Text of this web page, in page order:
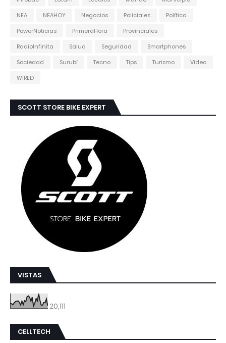
NEA
NEAHOY Negocios Policiales
Política
PowerNoticias
PrimeraHora
Provinciales
RadioInfinita
Salud Seguridad
Smartphones
Sociedad
Surubí Tecno Tips Turismo
Video
WIRED
SCOTT STORE BIKE EXPERT
VISTAS
20,111
CELLTECH